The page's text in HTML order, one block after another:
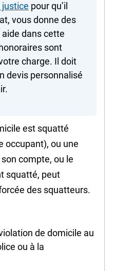
pour qu’il
vous donne des
dans cette
sont
charge. Il doit
devis personnalisé
est squatté
occupant), ou une
compte, ou le
squatté, peut
des squatteurs.
de domicile au
ou à la